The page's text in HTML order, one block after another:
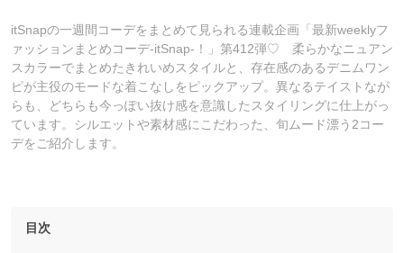
itSnapの一週間コーデをまとめて見られる連載企画「最新weeklyフ
ァッションまとめコーデ-itSnap-！」第412弾♡ 柔らかなニュアン
スカラーでまとめたきれいめスタイルと、存在感のあるデニムワン
ピが主役のモードな着こなしをピックアップ。異なるテイストなが
らも、どちらも今っぽい抜け感を意識したスタイリングに仕上がっ
ています。シルエットや素材感にこだわった、旬ムード漂う2コー
デをご紹介します。
目次